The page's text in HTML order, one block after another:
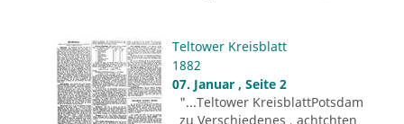
Teltower Kreisblatt
1882
07. Januar , Seite 2
"...Teltower KreisblattPotsdam
zu Verschiedenes , achtchten